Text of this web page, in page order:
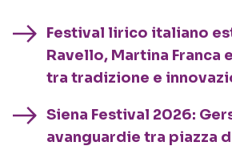
Festival lirico italiano
Ravello, Martina Franca
tra tradizione e
Siena Festival 2026:
avanguardie tra piazza